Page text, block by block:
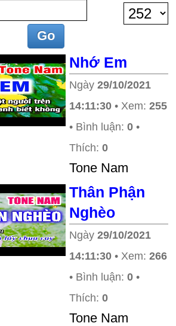
Nhớ Em
Ngày 29/10/2021
14:11:30 • Xem: 255
• Bình luận: 0 •
Thích: 0
Tone Nam
Thân Phận
Nghèo
Ngày 29/10/2021
14:11:30 • Xem: 266
• Bình luận: 0 •
Thích: 0
Tone Nam